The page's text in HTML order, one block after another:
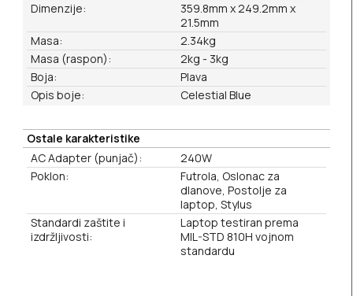
Dimenzije:
359.8mm x 249.2mm x
21.5mm
Masa:
2.34kg
Masa (raspon):
2kg - 3kg
Boja:
Plava
Opis boje:
Celestial Blue
Ostale karakteristike
AC Adapter (punjač):
240W
Poklon:
Futrola, Oslonac za
dlanove, Postolje za
laptop, Stylus
Standardi zaštite i
izdržljivosti:
Laptop testiran prema
MIL-STD 810H vojnom
standardu